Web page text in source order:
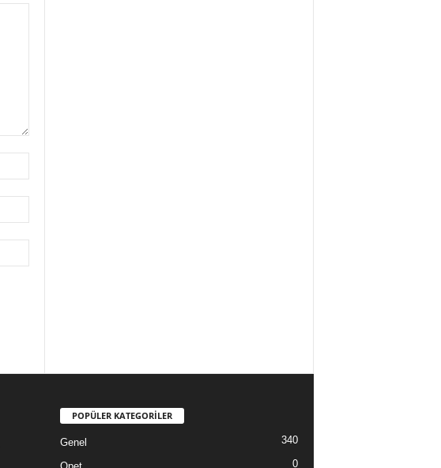
POPÜLER KATEGORİLER
Genel 340
0